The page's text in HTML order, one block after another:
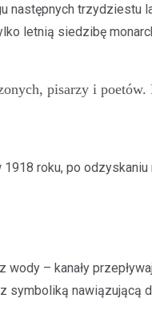
następnych trzydziestu
letnią siedzibę
pisarzy i
roku, po
– kanały
nawiązującą